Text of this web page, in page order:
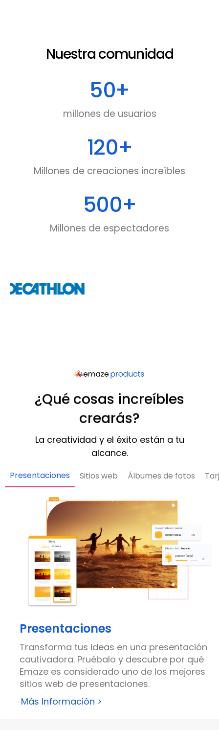
Nuestra comunidad
millones de usuarios
50+
Millones de creaciones increíbles
120+
Millones de espectadores
500+
¿Qué cosas increíbles
crearás?
La creatividad y el éxito están a tu
alcance.
Presentaciones Sitios web Álbumes de fotos
Presentaciones
Transforma tus ideas en una presentación
cautivadora. Pruébalo y descubre por qué
Emaze es considerado uno de los mejores
sitios web de presentaciones.
Más Información >